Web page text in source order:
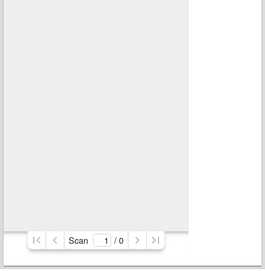
Scan / 0